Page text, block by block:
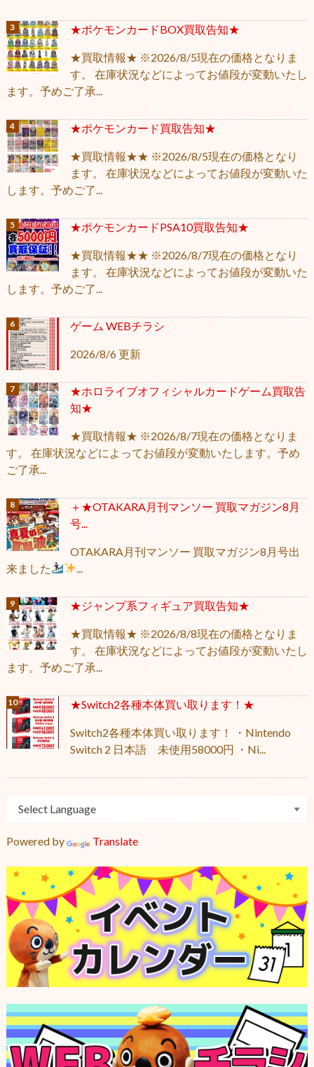
★ポケモンカードBOX買取告知★
★買取情報★ ※2026/8/5現在の価格となりま
す。 在庫状況などによってお値段が変動いたし
ます。予めご了承...
★ポケモンカード買取告知★
★買取情報★★ ※2026/8/5現在の価格となり
ます。 在庫状況などによってお値段が変動いた
します。予めご了...
★ポケモンカードPSA10買取告知★
★買取情報★★ ※2026/8/7現在の価格となり
ます。 在庫状況などによってお値段が変動いた
します。予めご了...
ゲーム WEBチラシ
2026/8/6 更新
★ホロライブオフィシャルカードゲーム買取告
知★
★買取情報★ ※2026/8/7現在の価格となりま
す。 在庫状況などによってお値段が変動いたします。予め
ご了承...
＋★OTAKARA月刊マンソー 買取マガジン8月
号...
OTAKARA月刊マンソー 買取マガジン8月号出
来ました
★ジャンプ系フィギュア買取告知★
★買取情報★ ※2026/8/8現在の価格となりま
す。 在庫状況などによってお値段が変動いたし
ます。予めご了承...
★Switch2各種本体買い取ります！★
Switch2各種本体買い取ります！ ・Nintendo
Switch 2 日本語 未使用58000円 ・Ni...
Powered by Translate